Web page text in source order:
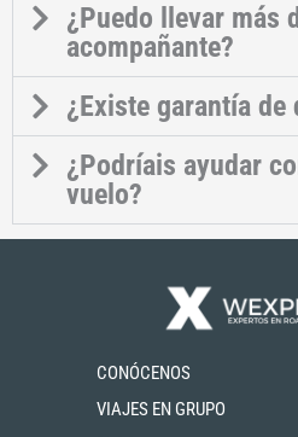
¿Puedo llevar más
acompañante?
¿Existe garantía de
¿Podríais ayudar
vuelo?
CONÓCENOS
VIAJES EN GRUPO